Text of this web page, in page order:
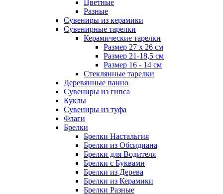
Цветные
Разные
Сувениры из керамики
Сувенирные тарелки
Керамические тарелки
Размер 27 х 26 см
Размер 21-18,5 см
Размер 16 - 14 см
Стеклянные тарелки
Деревянные панно
Сувениры из гипса
Куклы
Сувениры из туфа
Флаги
Брелки
Брелки Настальгия
Брелки из Обсидиана
Брелки для Водителя
Брелки с Буквами
Брелки из Дерева
Брелки из Керамики
Брелки Разные